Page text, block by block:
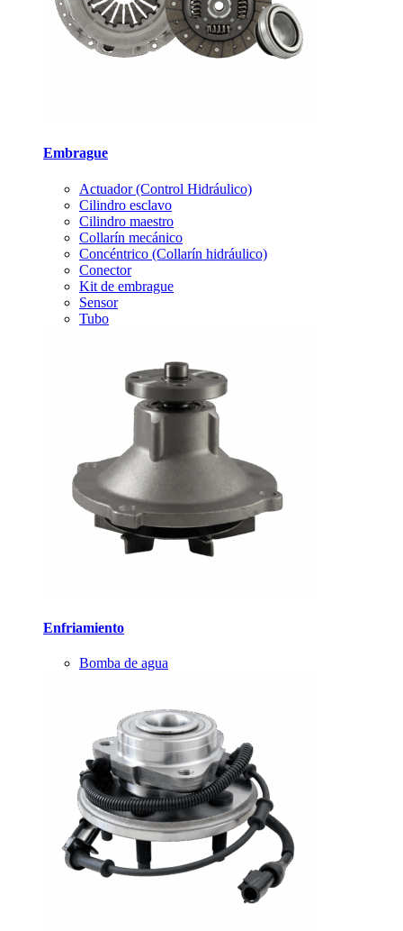
Embrague
Actuador (Control Hidráulico)
Cilindro esclavo
Cilindro maestro
Collarín mecánico
Concéntrico (Collarín hidráulico)
Conector
Kit de embrague
Sensor
Tubo
Enfriamiento
Bomba de agua